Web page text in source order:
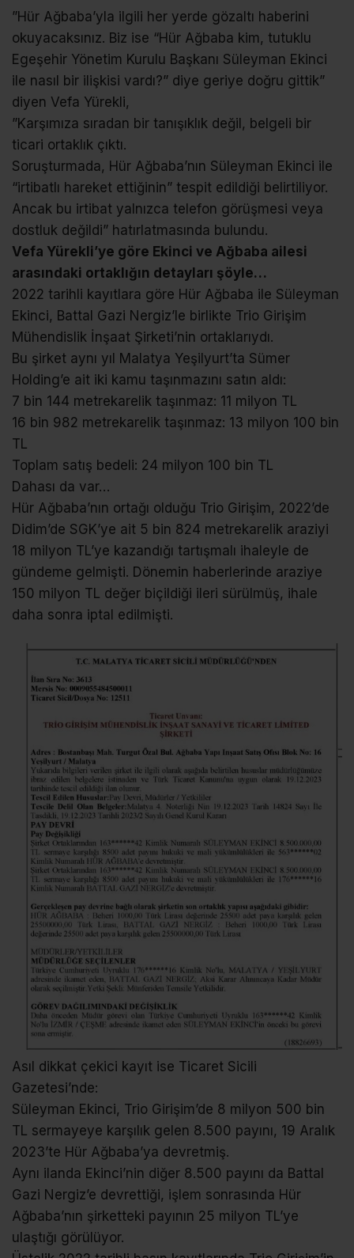
”Hür Ağbaba’yla ilgili her yerde gözaltı haberini
okuyacaksınız. Biz ise “Hür Ağbaba kim, tutuklu
Egeşehir Yönetim Kurulu Başkanı Süleyman Ekinci
ile nasıl bir ilişkisi vardı?” diye geriye doğru gittik”
diyen Vefa Yürekli,
”Karşımıza sıradan bir tanışıklık değil, belgeli bir
ticari ortaklık çıktı.
Soruşturmada, Hür Ağbaba’nın Süleyman Ekinci ile
“irtibatlı hareket ettiğinin” tespit edildiği belirtiliyor.
Ancak bu irtibat yalnızca telefon görüşmesi veya
dostluk değildi” hatırlatmasında bulundu.
Vefa Yürekli’ye göre Ekinci ve Ağbaba ailesi
arasındaki ortaklığın detayları şöyle…
2022 tarihli kayıtlara göre Hür Ağbaba ile Süleyman
Ekinci, Battal Gazi Nergiz’le birlikte Trio Girişim
Mühendislik İnşaat Şirketi’nin ortaklarıydı.
Bu şirket aynı yıl Malatya Yeşilyurt’ta Sümer
Holding’e ait iki kamu taşınmazını satın aldı:
7 bin 144 metrekarelik taşınmaz: 11 milyon TL
16 bin 982 metrekarelik taşınmaz: 13 milyon 100 bin
TL
Toplam satış bedeli: 24 milyon 100 bin TL
Dahası da var…
Hür Ağbaba’nın ortağı olduğu Trio Girişim, 2022’de
Didim’de SGK’ye ait 5 bin 824 metrekarelik araziyi
18 milyon TL’ye kazandığı tartışmalı ihaleyle de
gündeme gelmişti. Dönemin haberlerinde araziye
150 milyon TL değer biçildiği ileri sürülmüş, ihale
daha sonra iptal edilmişti.
Asıl dikkat çekici kayıt ise Ticaret Sicili
Gazetesi’nde:
Süleyman Ekinci, Trio Girişim’de 8 milyon 500 bin
TL sermayeye karşılık gelen 8.500 payını, 19 Aralık
2023’te Hür Ağbaba’ya devretmiş.
Aynı ilanda Ekinci’nin diğer 8.500 payını da Battal
Gazi Nergiz’e devrettiği, işlem sonrasında Hür
Ağbaba’nın şirketteki payının 25 milyon TL’ye
ulaştığı görülüyor.